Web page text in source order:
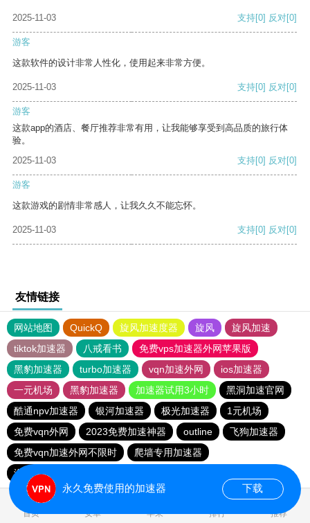
2025-11-03 支持[0] 反对[0]
游客
这款软件的设计非常人性化，使用起来非常方便。
2025-11-03 支持[0] 反对[0]
游客
这款app的酒店、餐厅推荐非常有用，让我能够享受到高品质的旅行体
验。
2025-11-03
支持[0] 反对[0]
游客
这款游戏的剧情非常感人，让我久久不能忘怀。
2025-11-03 支持[0] 反对[0]
友情链接
网站地图 QuickQ 旋风加速度器 旋风
旋风加速
tiktok加速器
八戒看书
免费vps加速器外网苹果版
黑豹加速器
turbo加速器 vqn加速外网
ios加速器
一元机场
黑豹加速器 加速器试用3小时
黑洞加速官网
酷通npv加速器
银河加速器 极光加速器
1元机场
免费vqn外网
2023免费加速神器 outline
飞狗加速器
免费vqn加速外网不限时
爬墙专用加速器
海外加速器七天试用
首页 安卓 苹果 排行 推荐
永久免费使用的加速器 下载
0.113978s